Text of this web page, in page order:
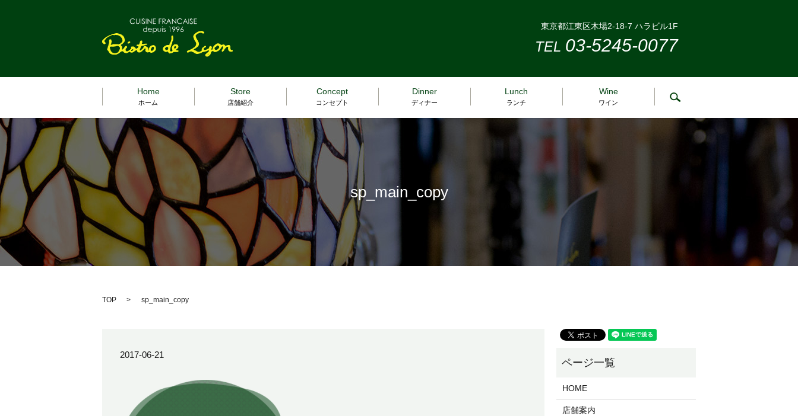
東京都江東区木場2-18-7 ハラビル1F
TEL 03-5245-0077
Home
ホーム
Store
店舗紹介
Concept
コンセプト
Dinner
ディナー
Lunch
ランチ
Wine
ワイン
sp_main_copy
TOP sp_main_copy
2017-06-21
HOME
店舗案内